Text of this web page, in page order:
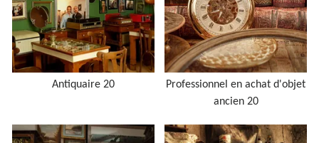
Antiquaire 20
Professionnel en achat d'objet
ancien 20